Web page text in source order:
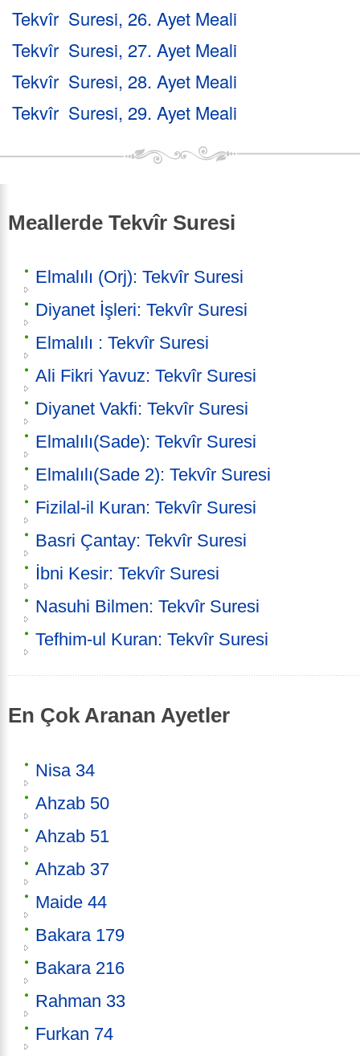
Tekvîr Suresi, 26. Ayet Meali
Tekvîr Suresi, 27. Ayet Meali
Tekvîr Suresi, 28. Ayet Meali
Tekvîr Suresi, 29. Ayet Meali
Meallerde Tekvîr Suresi
Elmalılı (Orj): Tekvîr Suresi
Diyanet İşleri: Tekvîr Suresi
Elmalılı : Tekvîr Suresi
Ali Fikri Yavuz: Tekvîr Suresi
Diyanet Vakfi: Tekvîr Suresi
Elmalılı(Sade): Tekvîr Suresi
Elmalılı(Sade 2): Tekvîr Suresi
Fizilal-il Kuran: Tekvîr Suresi
Basri Çantay: Tekvîr Suresi
İbni Kesir: Tekvîr Suresi
Nasuhi Bilmen: Tekvîr Suresi
Tefhim-ul Kuran: Tekvîr Suresi
En Çok Aranan Ayetler
Nisa 34
Ahzab 50
Ahzab 51
Ahzab 37
Maide 44
Bakara 179
Bakara 216
Rahman 33
Furkan 74